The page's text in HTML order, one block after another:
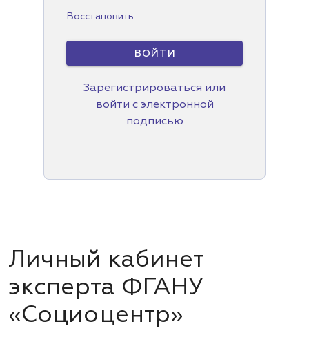
Личный кабинет
эксперта ФГАНУ
«Социоцентр»
Восстановить
ВОЙТИ
Зарегистрироваться или
войти с электронной
подписью